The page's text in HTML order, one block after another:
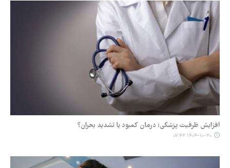
افزایش ظرفیت پزشکی؛ درمان کمبود یا تشدید بحران؟
۱۴۰۴-۱۰-۳۰ ۰۷:۴۳